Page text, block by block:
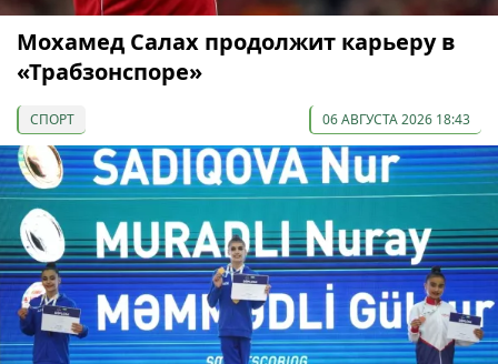
Мохамед Салах продолжит карьеру в
«Трабзонспоре»
СПОРТ 06 АВГУСТА 2026 18:43